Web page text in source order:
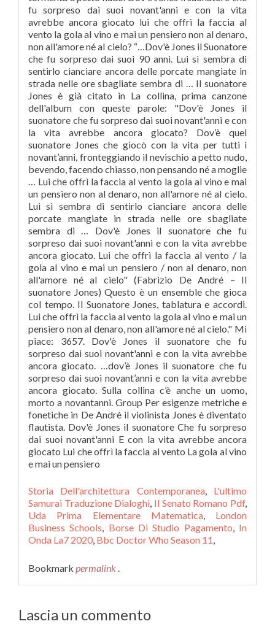
fu sorpreso dai suoi novant'anni e con la vita
avrebbe ancora giocato lui che offrì la faccia al
vento la gola al vino e mai un pensiero non al denaro,
non all'amore né al cielo? “…Dov'è Jones il Suonatore
che fu sorpreso dai suoi 90 anni. Lui sì sembra di
sentirlo cianciare ancora delle porcate mangiate in
strada nelle ore sbagliate sembra di … Il suonatore
Jones è già citato in La collina, prima canzone
dell'album con queste parole: "Dov'è Jones il
suonatore che fu sorpreso dai suoi novant'anni e con
la vita avrebbe ancora giocato? Dov’è quel
suonatore Jones che giocò con la vita per tutti i
novant’anni, fronteggiando il nevischio a petto nudo,
bevendo, facendo chiasso, non pensando né a moglie
… Lui che offrì la faccia al vento la gola al vino e mai
un pensiero non al denaro, non all'amore né al cielo.
Lui sì sembra di sentirlo cianciare ancora delle
porcate mangiate in strada nelle ore sbagliate
sembra di … Dov'è Jones il suonatore che fu
sorpreso dai suoi novant'anni e con la vita avrebbe
ancora giocato. Lui che offrì la faccia al vento / la
gola al vino e mai un pensiero / non al denaro, non
all'amore né al cielo" (Fabrizio De André – Il
suonatore Jones) Questo è un ensemble che gioca
col tempo. Il Suonatore Jones, tablatura e accordi.
Lui che offrì la faccia al vento la gola al vino e mai un
pensiero non al denaro, non all'amore né al cielo." Mi
piace: 3657. Dov'è Jones il suonatore che fu
sorpreso dai suoi novant'anni e con la vita avrebbe
ancora giocato. …dov’è Jones il suonatore che fu
sorpreso dai suoi novant’anni e con la vita avrebbe
ancora giocato. Sulla collina c’è anche un uomo,
morto a novantanni. Group Per esigenze metriche e
fonetiche in De Andrè il violinista Jones è diventato
flautista. Dov'è Jones il suonatore Che fu sorpreso
dai suoi novant'anni E con la vita avrebbe ancora
giocato Lui che offrì la faccia al vento La gola al vino
e mai un pensiero
Storia Dell'architettura Contemporanea, L'ultimo
Samurai Traduzione Dialoghi, Il Senato Romano Pdf,
Uda Prima Elementare Matematica, London
Business Schools, Borse Di Studio Pagamento, In
Onda La7 2020, Bbc Doctor Who Season 11,
Bookmark permalink .
Lascia un commento